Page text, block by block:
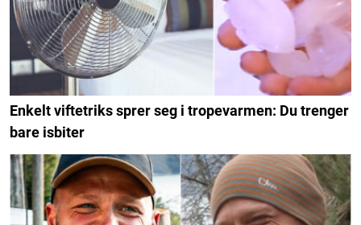
Enkelt viftetriks sprer seg i tropevarmen: Du trenger
bare isbiter